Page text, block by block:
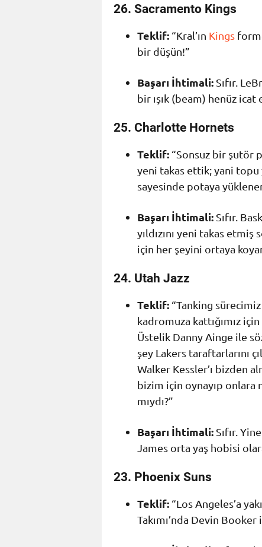
26. Sacramento Kings
Teklif: “Kral’ın Kings
bir düşün!”
Başarı İhtimali: Sıfır.
bir ışık (beam) henüz icat
25. Charlotte Hornets
Teklif: “Sonsuz bir şutör
yeni takas ettik; yani topu
sayesinde potaya
Başarı İhtimali: Sıfır.
yıldızını yeni takas
için her şeyini ortaya
24. Utah Jazz
Teklif: “Tanking sürecimiz
kadromuza kattığımız
Üstelik Danny Ainge ile
şey Lakers taraftarlarını
Walker Kessler’ı bizden
bizim için oynayıp onlara
mıydı?”
Başarı İhtimali: Sıfır.
James orta yaş hobisi
23. Phoenix Suns
Teklif: “Los Angeles’a
Takımı’nda Devin